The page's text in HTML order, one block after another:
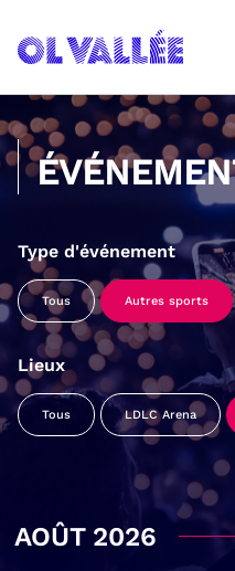
Type d'événement
Tous Autres sports
Lieux
Tous LDLC Arena
AOÛT 2026